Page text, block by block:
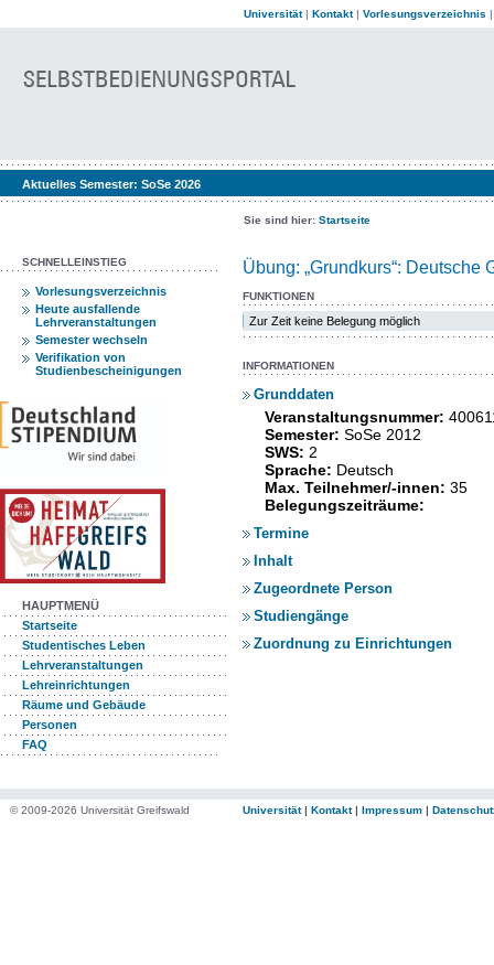
Universität| Kontakt| Vorlesungsverzeichnis
Aktuelles Semester: SoSe 2026
Sie sind hier: Startseite
SCHNELLEINSTIEG
Vorlesungsverzeichnis
Heute ausfallende
Lehrveranstaltungen
Semester wechseln
Verifikation von
Studienbescheinigungen
HAUPTMENÜ
Startseite
Studentisches Leben
Lehrveranstaltungen
Lehreinrichtungen
Räume und Gebäude
Personen
FAQ
Übung: „Grundkurs“: Deutsche
FUNKTIONEN
Zur Zeit keine Belegung möglich
INFORMATIONEN
Grunddaten
Veranstaltungsnummer:
Semester: SoSe 2012
SWS: 2
Sprache: Deutsch
Max. Teilnehmer/-innen: 35
Belegungszeiträume:
Termine
Inhalt
Zugeordnete Person
Studiengänge
Zuordnung zu Einrichtungen
© 2009-2026 Universität Greifswald Universität| Kontakt| Impressum |